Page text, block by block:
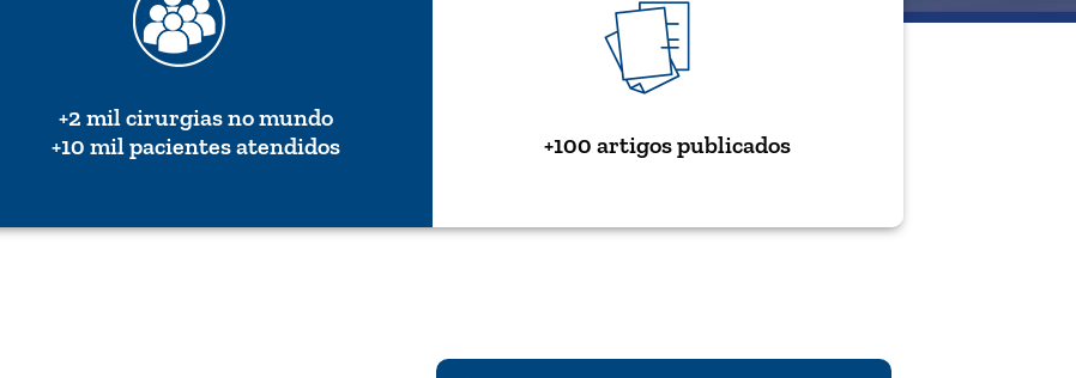
+2 mil cirurgias no mundo
+10 mil pacientes atendidos
+100 artigos publicados